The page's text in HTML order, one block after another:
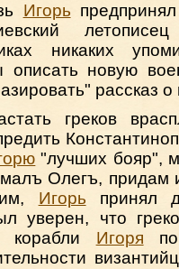
Игорь
никаких
описать новую
рассказ о
греков
"лучших бояр",
Олегъ, придам
Игорь принял
уверен, что
корабли Игоря